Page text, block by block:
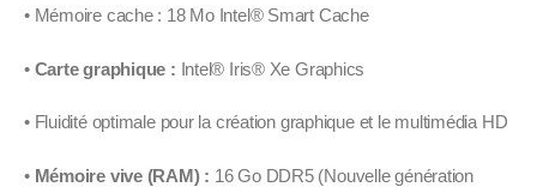
• Mémoire cache : 18 Mo Intel® Smart Cache
• Carte graphique : Intel® Iris® Xe Graphics
• Fluidité optimale pour la création graphique et le multimédia HD
• Mémoire vive (RAM) : 16 Go DDR5 (Nouvelle génération